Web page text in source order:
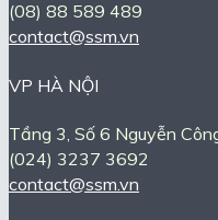
(08) 88 589 489
contact@ssm.vn
VP HÀ NỘI
Tầng 3, Số 6 Nguyễn
(024) 3237 3692
contact@ssm.vn